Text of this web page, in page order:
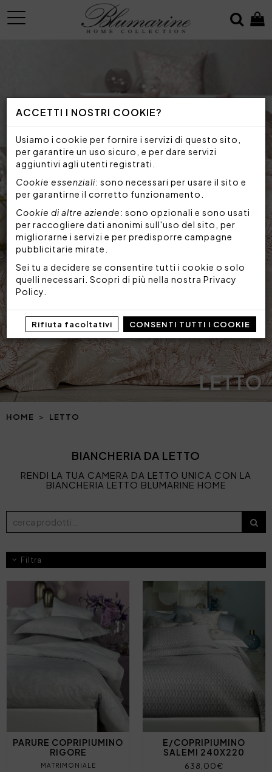
ACCETTI I NOSTRI COOKIE?
Usiamo i cookie per fornire i servizi di questo sito,
per garantire un uso sicuro, e per dare servizi
aggiuntivi agli utenti registrati.
Cookie essenziali: sono necessari per usare il sito e
per garantirne il corretto funzionamento.
Cookie di altre aziende: sono opzionali e sono usati
per raccogliere dati anonimi sull'uso del sito, per
migliorarne i servizi e per predisporre campagne
pubblicitarie mirate.
Sei tu a decidere se consentire tutti i cookie o solo
quelli necessari. Scopri di più nella nostra Privacy
Policy
Rifiuta facoltativi CONSENTI TUTTI I COOKIE
MENU
LETTO
HOME LETTO
BIANCHERIA DA LETTO
RENDI LA TUA CAMERA DA LETTO UNICA CON LA
BIANCHERIA LETTO BLUMARINE HOME
Filtra
PARURE COPRIPIUMINO
RIGORE
MATRIMONIALE
E/COPRIPIUMINO
SALEMI 240X220
638,00€